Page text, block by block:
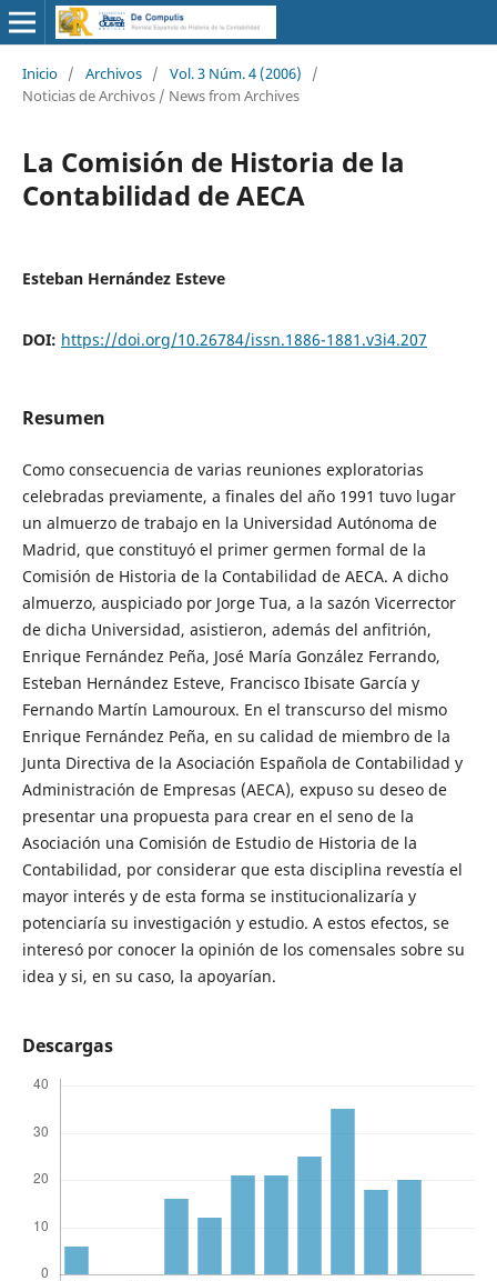
Inicio / Archivos / Vol. 3 Núm. 4 (2006)
/
Noticias de Archivos / News from Archives
La Comisión de Historia de la
Contabilidad de AECA
Esteban Hernández Esteve
DOI: https://doi.org/10.26784/issn.1886-1881.v3i4.207
Resumen
Como consecuencia de varias reuniones exploratorias
celebradas previamente, a finales del año 1991 tuvo lugar
un almuerzo de trabajo en la Universidad Autónoma de
Madrid, que constituyó el primer germen formal de la
Comisión de Historia de la Contabilidad de AECA. A dicho
almuerzo, auspiciado por Jorge Tua, a la sazón Vicerrector
de dicha Universidad, asistieron, además del anfitrión,
Enrique Fernández Peña, José María González Ferrando,
Esteban Hernández Esteve, Francisco Ibisate García y
Fernando Martín Lamouroux. En el transcurso del mismo
Enrique Fernández Peña, en su calidad de miembro de la
Junta Directiva de la Asociación Española de Contabilidad y
Administración de Empresas (AECA), expuso su deseo de
presentar una propuesta para crear en el seno de la
Asociación una Comisión de Estudio de Historia de la
Contabilidad, por considerar que esta disciplina revestía el
mayor interés y de esta forma se institucionalizaría y
potenciaría su investigación y estudio. A estos efectos, se
interesó por conocer la opinión de los comensales sobre su
idea y si, en su caso, la apoyarían.
Descargas